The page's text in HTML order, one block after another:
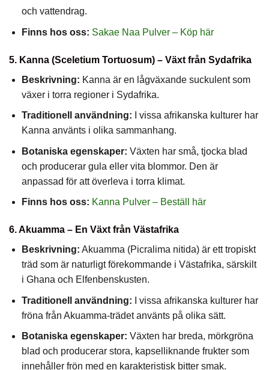
och vattendrag.
Finns hos oss: Sakae Naa Pulver – Köp här
5. Kanna (Sceletium Tortuosum) – Växt från Sydafrika
Beskrivning: Kanna är en lågväxande suckulent som
växer i torra regioner i Sydafrika.
Traditionell användning: I vissa afrikanska kulturer har
Kanna använts i olika sammanhang.
Botaniska egenskaper: Växten har små, tjocka blad
och producerar gula eller vita blommor. Den är
anpassad för att överleva i torra klimat.
Finns hos oss: Kanna Pulver – Beställ här
6. Akuamma – En Växt från Västafrika
Beskrivning: Akuamma (Picralima nitida) är ett tropiskt
träd som är naturligt förekommande i Västafrika, särskilt
i Ghana och Elfenbenskusten.
Traditionell användning: I vissa afrikanska kulturer har
fröna från Akuamma-trädet använts på olika sätt.
Botaniska egenskaper: Växten har breda, mörkgröna
blad och producerar stora, kapselliknande frukter som
innehåller frön med en karakteristisk bitter smak.